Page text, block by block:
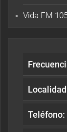
Teléfono:
Vida FM